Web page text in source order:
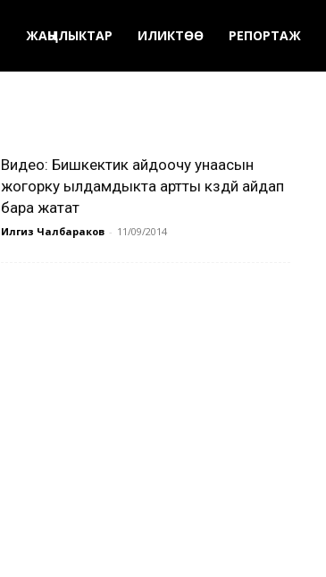
ЖАҢЫЛЫКТАР ИЛИКТӨӨ РЕПОРТАЖ
Видео: Бишкектик айдоочу унаасын
жогорку ылдамдыкта артты көздөй айдап
бара жатат
Илгиз Чалбараков - 11/09/2014